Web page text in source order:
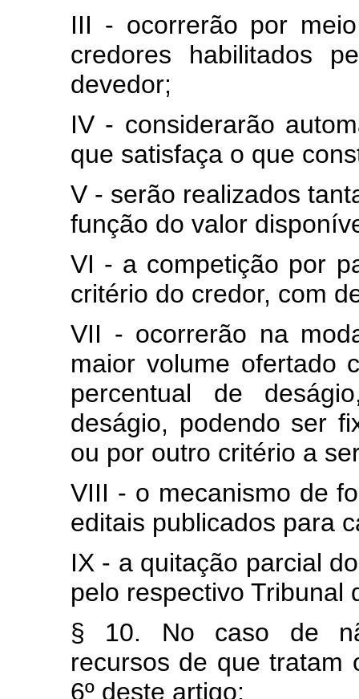
III - ocorrerão por
credores habilitados
devedor;
IV - considerarão
que satisfaça o que
V - serão realizados
função do valor
VI - a competição por
critério do credor, com
VII - ocorrerão na
maior volume ofertado
percentual de
deságio, podendo ser
ou por outro critério a
VIII - o mecanismo de
editais publicados para
IX - a quitação parcial
pelo respectivo Tribunal
§ 10. No caso de
recursos de que tratam
6º deste artigo: